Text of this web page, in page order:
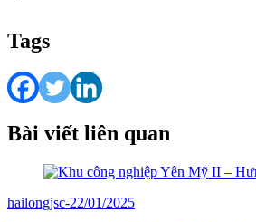
Tags
Bài viết liên quan
hailongjsc-22/01/2025